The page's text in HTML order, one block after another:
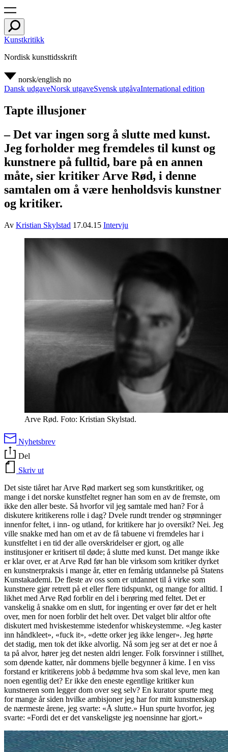
Kunstkritikk
Nordisk kunsttidsskrift
norsk/english no
Dansk udgaveNorsk utgaveSvensk utgåvaInternational edition
Tapte illusjoner
– Det var ingen sorg å slutte med kunst.
Jeg forholder meg fremdeles til kunst og
kunstnere på fulltid, bare på en annen
måte, sier kritiker Arve Rød, i denne
samtalen om å være henholdsvis kunstner
og kritiker.
Av Kristian Skylstad 17.04.15 Intervju
Arve Rød. Foto: Kristian Skylstad.
Nyhetsbrev
Del
Skriv ut
Det siste tiåret har Arve Rød markert seg som kunstkritiker, og
mange i det norske kunstfeltet regner han som en av de fremste, om
ikke den aller beste. Så hvorfor vil jeg samtale med han? For å
diskutere kritikerens rolle i dag? Dvele rundt trender og strømninger
innenfor feltet, i inn- og utland, for kritikere har jo oversikt? Nei. Jeg
ville snakke med han om et av de få tabuene vi fremdeles har i
kunstfeltet i en tid der alle overskridelser er gjort, og alle
institusjoner er kritisert til døde; å slutte med kunst. Det mange ikke
er klar over, er at Arve Rød før han ble virksom som kritiker dyrket
en kunstnerpraksis i mange år, etter en femårig utdannelse på Statens
Kunstakademi. De fleste av oss som er utdannet til å virke som
kunstnere gjør retrett på et eller flere tidspunkt, og mange for alltid. I
likhet med Arve Rød forblir en del i berøring med feltet. Det er
vanskelig å snakke om en slutt, for ingenting er over før det er helt
over, men for noen forblir det helt over. Det valget blir altfor ofte
diskutert med hviskestemme istedenfor whiskeystemme. «Jeg kaster
inn håndkleet», «fuck it», «dette orker jeg ikke lenger». Jeg hørte
det stadig, men tok det ikke alvorlig. Nå som jeg ser at det er noe å
ta på alvor, hører jeg det nesten aldri lenger. Folk forsvinner i stillhet,
som døende katter, når dommens bjelle begynner å kime. I en viss
forstand er kritikerens jobb å bedømme hva som skal leve, men kan
noen egentlig det? Er ikke den eneste egentlige kritiker kun
kunstneren som legger dom over seg selv? En kurator spurte meg
for mange år siden hvilke ambisjoner jeg har for mitt kunstnerskap
de nærmeste årene, jeg svarte: «Å slutte.» Hun spurte hvorfor, jeg
svarte: «Fordi det er det vanskeligste jeg noensinne har gjort.»